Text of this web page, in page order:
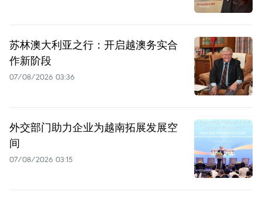
苏林澳大利亚之行：开启越澳务实合
作新阶段
07/08/2026 03:36
外交部门助力企业为越南拓展发展空
间
07/08/2026 03:15